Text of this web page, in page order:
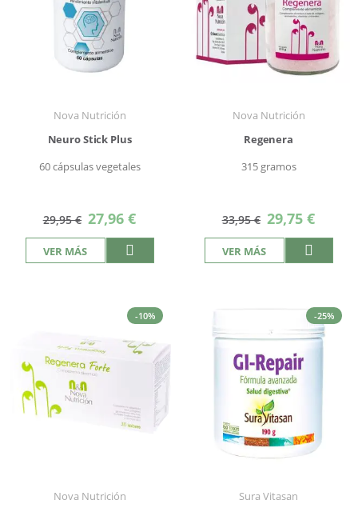
Nova Nutrición
Neuro Stick Plus
60 cápsulas vegetales
29,95 € Precio
especial
27,96 €
VER MÁS
Nova Nutrición
Regenera
315 gramos
33,95 € Precio
especial
29,75 €
VER MÁS
-10%
Nova Nutrición
-25%
Sura Vitasan